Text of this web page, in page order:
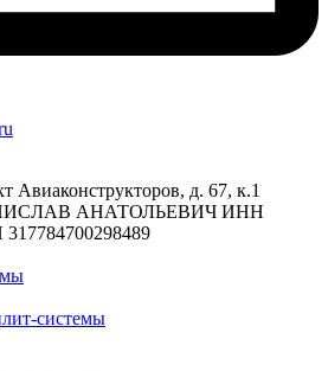
Авиаконструкторов, д. 67, к.1
АНАТОЛЬЕВИЧ ИНН
системы